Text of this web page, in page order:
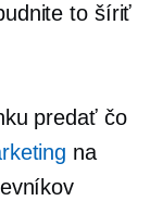
to šíriť
predať čo
na